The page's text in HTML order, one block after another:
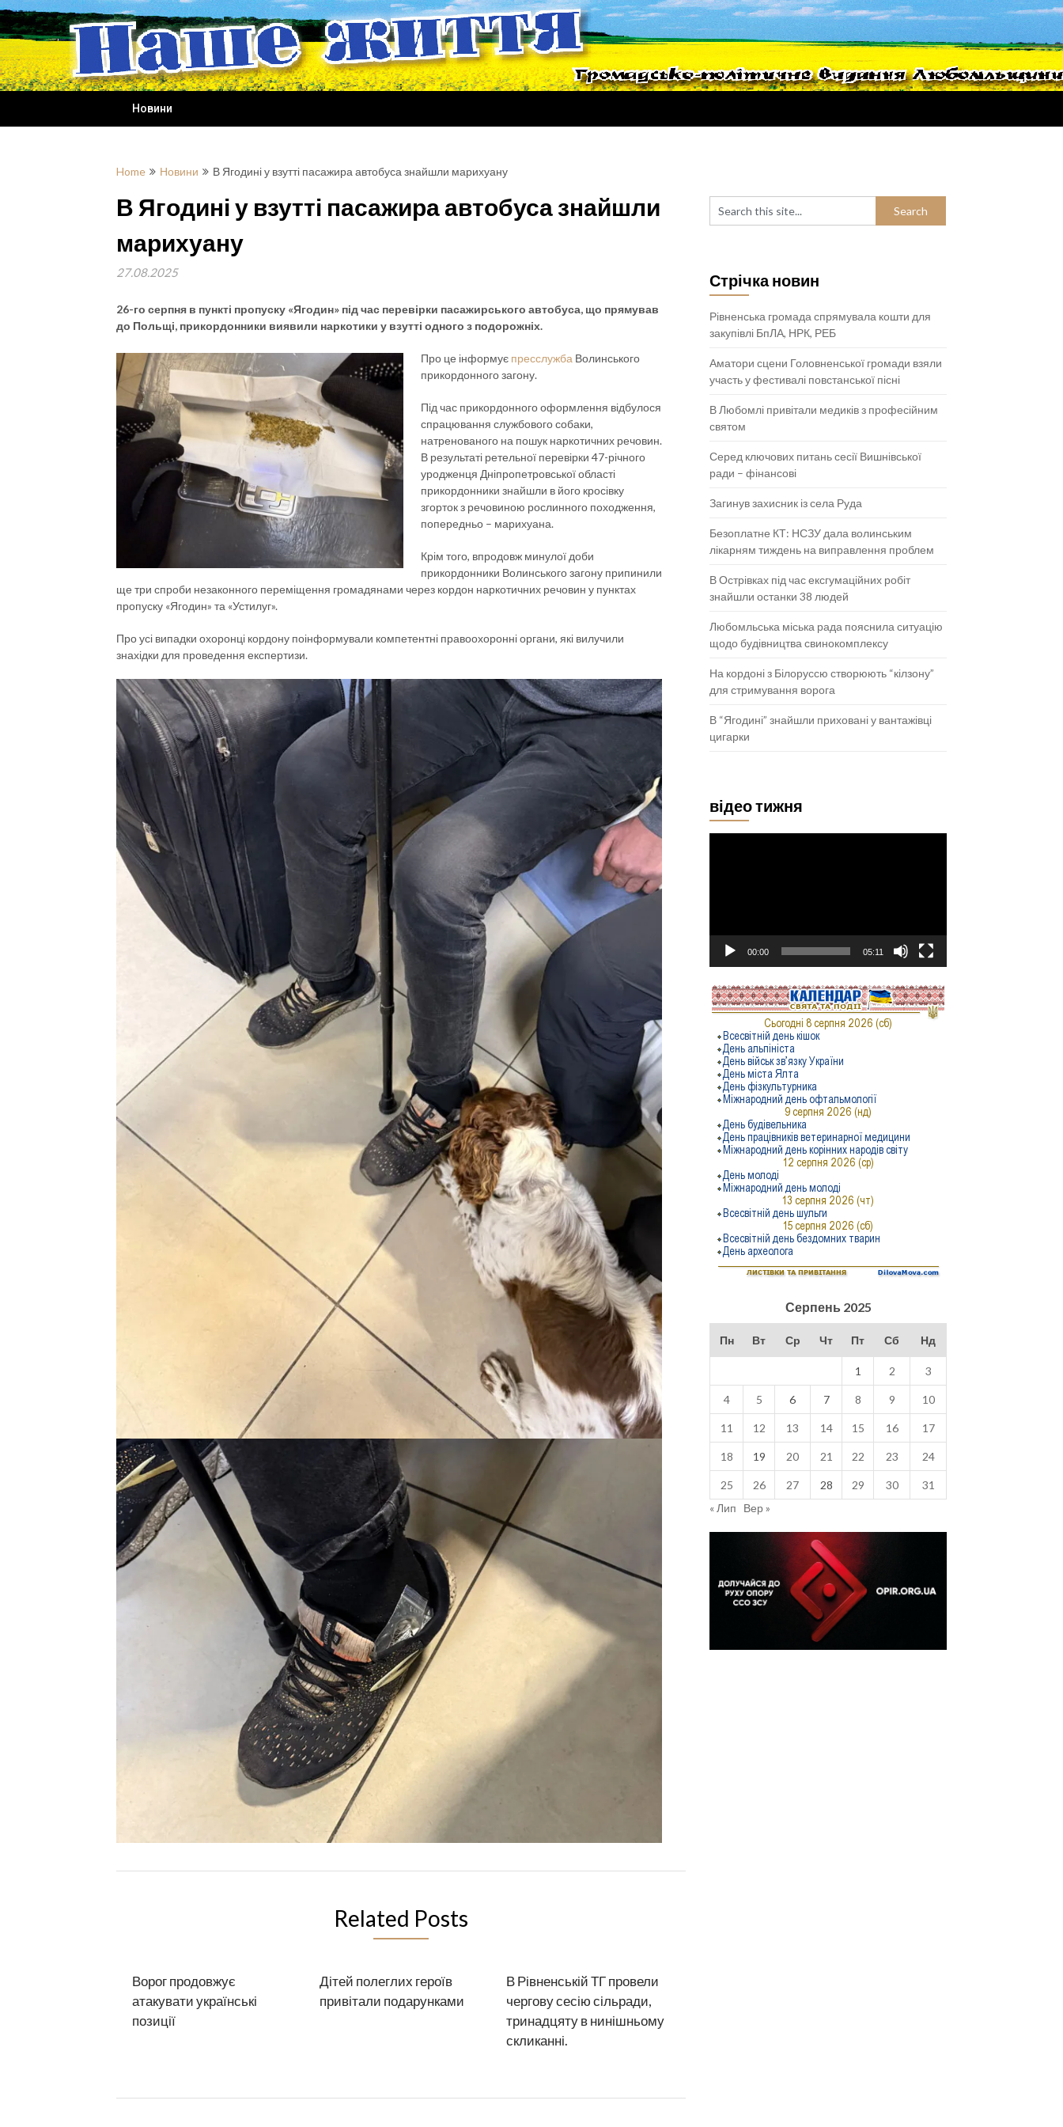
Skip
to
content
Новини
Home Новини В Ягодині у взутті пасажира автобуса знайшли марихуану
В Ягодині у взутті пасажира автобуса знайшли
марихуану
27.08.2025
26-го серпня в пункті пропуску «Ягодин» під час перевірки пасажирського автобуса, що прямував
до Польщі, прикордонники виявили наркотики у взутті одного з подорожніх.
Про це інформує пресслужба Волинського
прикордонного загону.
Під час прикордонного оформлення відбулося
спрацювання службового собаки,
натренованого на пошук наркотичних речовин.
В результаті ретельної перевірки 47-річного
уродженця Дніпропетровської області
прикордонники знайшли в його кросівку
згорток з речовиною рослинного походження,
попередньо – марихуана.
Крім того, впродовж минулої доби
прикордонники Волинського загону припинили
ще три спроби незаконного переміщення громадянами через кордон наркотичних речовин у пунктах
пропуску «Ягодин» та «Устилуг».
Про усі випадки охоронці кордону поінформували компетентні правоохоронні органи, які вилучили
знахідки для проведення експертизи.
Related Posts
Ворог продовжує
атакувати українські
позиції
Дітей полеглих героїв
привітали подарунками
В Рівненській ТГ провели
чергову сесію сільради,
тринадцяту в нинішньому
скликанні.
Стрічка новин
Рівненська громада спрямувала кошти для
закупівлі БпЛА, НРК, РЕБ
Аматори сцени Головненської громади взяли
участь у фестивалі повстанської пісні
В Любомлі привітали медиків з професійним
святом
Серед ключових питань сесії Вишнівської
ради – фінансові
Загинув захисник із села Руда
Безоплатне КТ: НСЗУ дала волинським
лікарням тиждень на виправлення проблем
В Острівках під час ексгумаційних робіт
знайшли останки 38 людей
Любомльська міська рада пояснила ситуацію
щодо будівництва свинокомплексу
На кордоні з Білоруссю створюють “кілзону”
для стримування ворога
В “Ягодині” знайшли приховані у вантажівці
цигарки
відео тижня
00:00 05:11
Серпень 2025
Пн Вт Ср Чт Пт Сб Нд
1 2 3
4 5 6 7 8 9 10
11 12 13 14 15 16 17
18 19 20 21 22 23 24
25 26 27 28 29 30
31
« Лип
Вер »